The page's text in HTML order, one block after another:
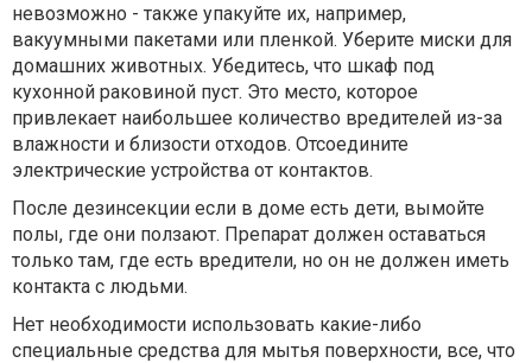
невозможно - также упакуйте их, например,
вакуумными пакетами или пленкой. Уберите миски для
домашних животных. Убедитесь, что шкаф под
кухонной раковиной пуст. Это место, которое
привлекает наибольшее количество вредителей из-за
влажности и близости отходов. Отсоедините
электрические устройства от контактов.
После дезинсекции если в доме есть дети, вымойте
полы, где они ползают. Препарат должен оставаться
только там, где есть вредители, но он не должен иметь
контакта с людьми.
Нет необходимости использовать какие-либо
специальные средства для мытья поверхности, все, что